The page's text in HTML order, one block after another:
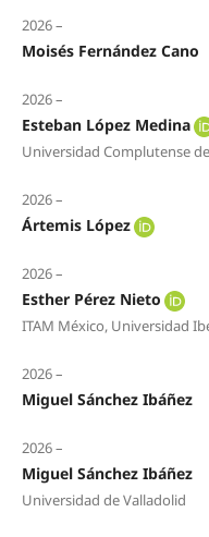
2026 –
Moisés Fernández Cano
2026 –
Esteban López Medina
Universidad Complutense
2026 –
Ártemis López
2026 –
Esther Pérez Nieto
ITAM México, Universidad
2026 –
Miguel Sánchez Ibáñez
2026 –
Miguel Sánchez Ibáñez
Universidad de Valladolid